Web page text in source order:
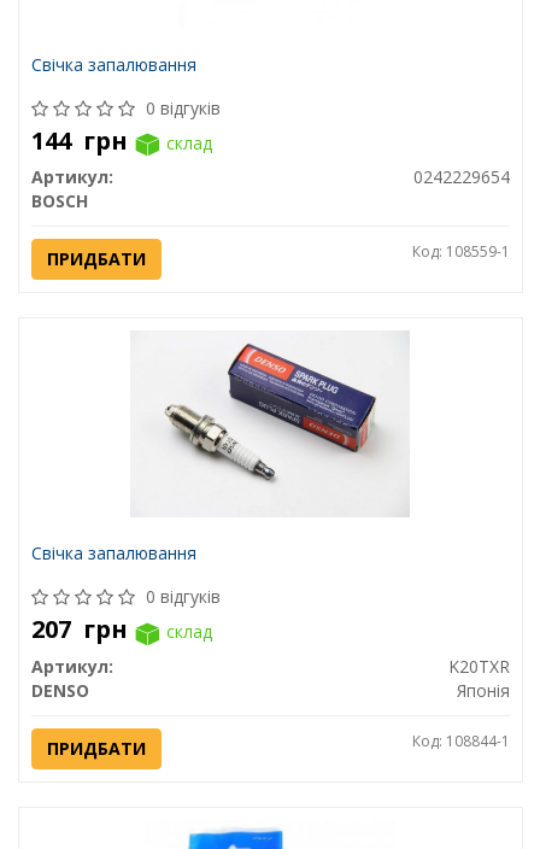
Свічка запалювання
0 відгуків
144 грн
склад
Артикул:
0242229654
BOSCH
ПРИДБАТИ Код: 108559-1
Свічка запалювання
0 відгуків
207 грн
склад
Артикул:
K20TXR
DENSO
Японія
ПРИДБАТИ Код: 108844-1